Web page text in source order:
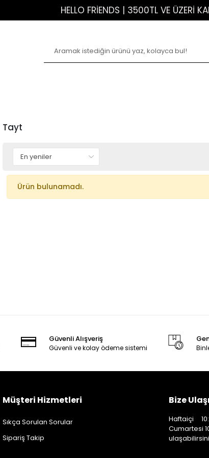
HELLO FRİENDS | 3500TL VE ÜZERİ
Tayt
Ürün bulunamadı.
Güvenli Alışveriş
Güvenli ve kolay ödeme sistemi
Müşteri Hizmetleri
Sıkça Sorulan Sorular
Sipariş Takip
Bize
Haftaiçi
Cumartesi